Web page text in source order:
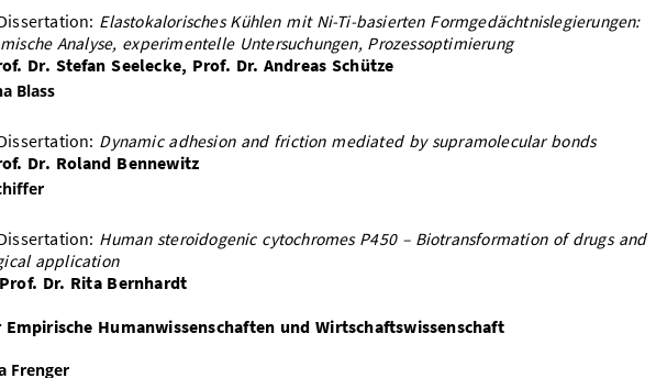
Elastokalorisches Kühlen mit Ni-Ti-basierten Formgedächtnislegierungen:
Analyse, experimentelle Untersuchungen, Prozessoptimierung
Dr. Stefan Seelecke, Prof. Dr. Andreas Schütze
Blass
Dynamic adhesion and friction mediated by supramolecular bonds
Dr. Roland Bennewitz
Human steroidogenic cytochromes P450 – Biotransformation of drugs and
application
Prof. Dr. Rita Bernhardt
Humanwissenschaften und Wirtschaftswissenschaft
Frenger